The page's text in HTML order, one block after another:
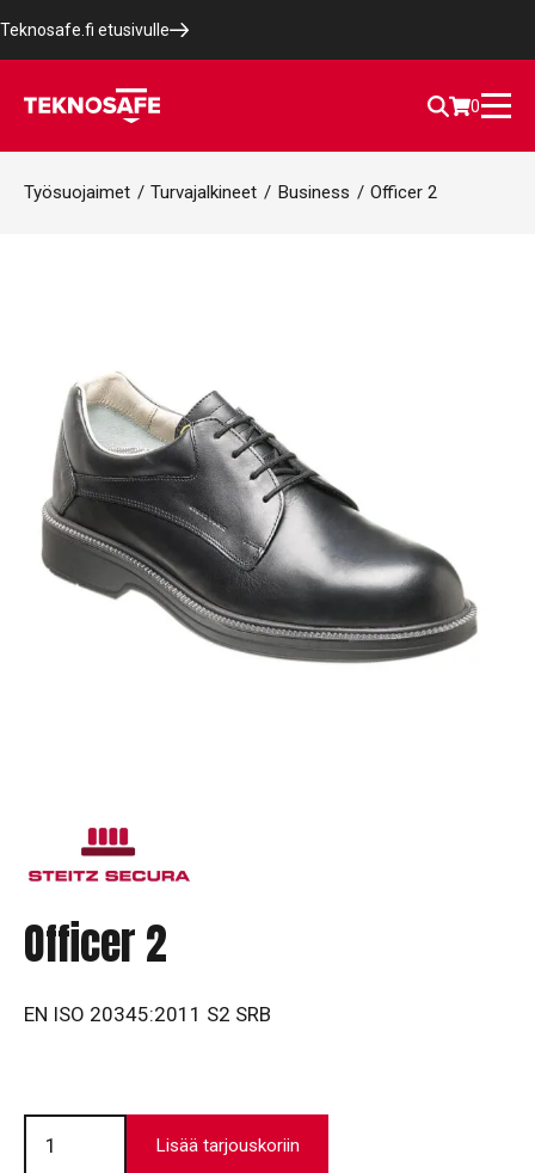
Teknosafe.fi etusivulle
0
Työsuojaimet / Turvajalkineet / Business / Officer 2
Officer 2
EN ISO 20345:2011 S2 SRB
Officer
määrä
Lisää tarjouskoriin